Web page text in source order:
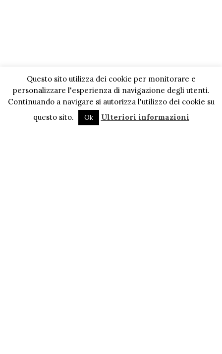
Questo sito utilizza dei cookie per monitorare e
personalizzare l'esperienza di navigazione degli utenti.
Continuando a navigare si autorizza l'utilizzo dei cookie su
questo sito.
Ok Ulteriori informazioni